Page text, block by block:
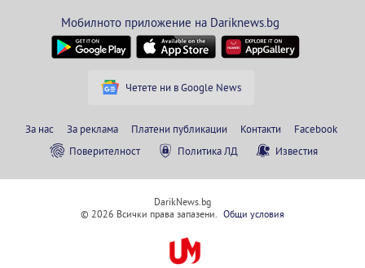
Мобилното приложение на Dariknews.bg
Четете ни в Google News
За нас За реклама Платени публикации Контакти
Facebook
Поверителност
Политика ЛД Известия
DarikNews.bg
© 2026 Всички права запазени.
Общи условия